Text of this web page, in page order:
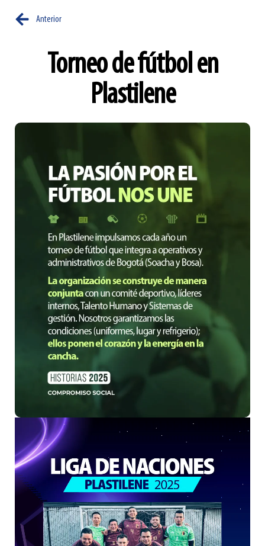
Anterior
Torneo de fútbol en
Plastilene